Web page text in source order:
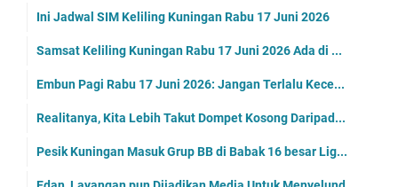
Ini Jadwal SIM Keliling Kuningan Rabu 17 Juni 2026
Samsat Keliling Kuningan Rabu 17 Juni 2026 Ada di ...
Embun Pagi Rabu 17 Juni 2026: Jangan Terlalu Kece...
Realitanya, Kita Lebih Takut Dompet Kosong Daripad...
Pesik Kuningan Masuk Grup BB di Babak 16 besar Lig...